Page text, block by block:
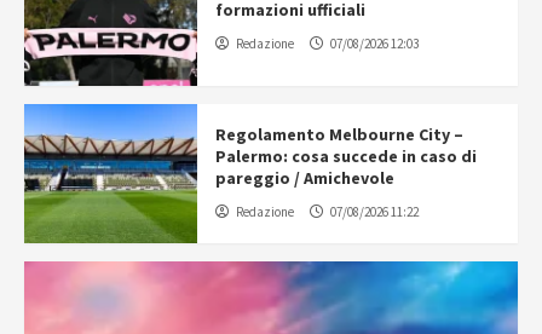
formazioni ufficiali
Redazione 07/08/2026 12:03
Regolamento Melbourne City –
Palermo: cosa succede in caso di
pareggio / Amichevole
Redazione 07/08/2026 11:22